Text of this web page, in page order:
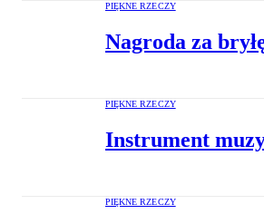
PIĘKNE RZECZY
Nagroda za
PIĘKNE RZECZY
Instrument
PIĘKNE RZECZY